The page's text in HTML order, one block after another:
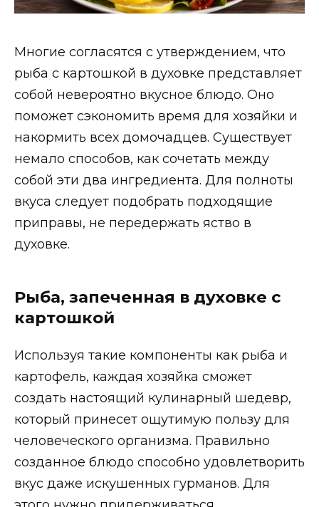
Многие согласятся с утверждением, что
рыба с картошкой в духовке представляет
собой невероятно вкусное блюдо. Оно
поможет сэкономить время для хозяйки и
накормить всех домочадцев. Существует
немало способов, как сочетать между
собой эти два ингредиента. Для полноты
вкуса следует подобрать подходящие
приправы, не передержать яство в
духовке.
Рыба, запеченная в духовке с
картошкой
Используя такие компоненты как рыба и
картофель, каждая хозяйка сможет
создать настоящий кулинарный шедевр,
который принесет ощутимую пользу для
человеческого организма. Правильно
созданное блюдо способно удовлетворить
вкус даже искушенных гурманов. Для